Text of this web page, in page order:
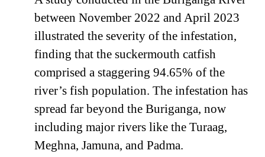
between November 2022 and April 2023
illustrated the severity of the infestation,
finding that the suckermouth catfish
comprised a staggering 94.65% of the
river’s fish population. The infestation has
spread far beyond the Buriganga, now
including major rivers like the Turaag,
Meghna, Jamuna, and Padma.